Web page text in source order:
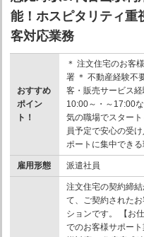
能！ホスピタリティ重
客対応業務
おすすめ
ポイン
ト！
＊ 注文住宅のお客
署 ＊ 不動産経験不
客・販売サービス
10:00～・～17:00
気の職場でスター
員予定で安心の受
ポートに集中でき
雇用形態 派遣社員
注文住宅の契約締
て、ご契約された
ションです。 【お
でのお客様サポー